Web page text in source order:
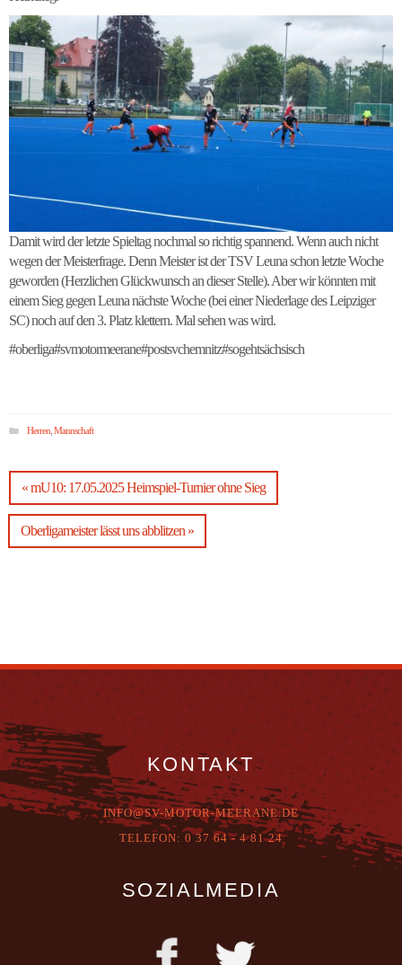
Damit wird der letzte Spieltag nochmal so richtig spannend. Wenn auch nicht
wegen der Meisterfrage. Denn Meister ist der TSV Leuna schon letzte Woche
geworden (Herzlichen Glückwunsch an dieser Stelle). Aber wir könnten mit
einem Sieg gegen Leuna nächste Woche (bei einer Niederlage des Leipziger
SC) noch auf den 3. Platz klettern. Mal sehen was wird.
#oberliga#svmotormeerane#postsvchemnitz#sogehtsächsisch
Herren Mannschaft
« mU10: 17.05.2025 Heimspiel-Turnier ohne Sieg
Oberligameister lässt uns abblitzen »
KONTAKT
INFO@SV-MOTOR-MEERANE.DE
TELEFON: 0 37 64 - 4 81 24
SOZIALMEDIA